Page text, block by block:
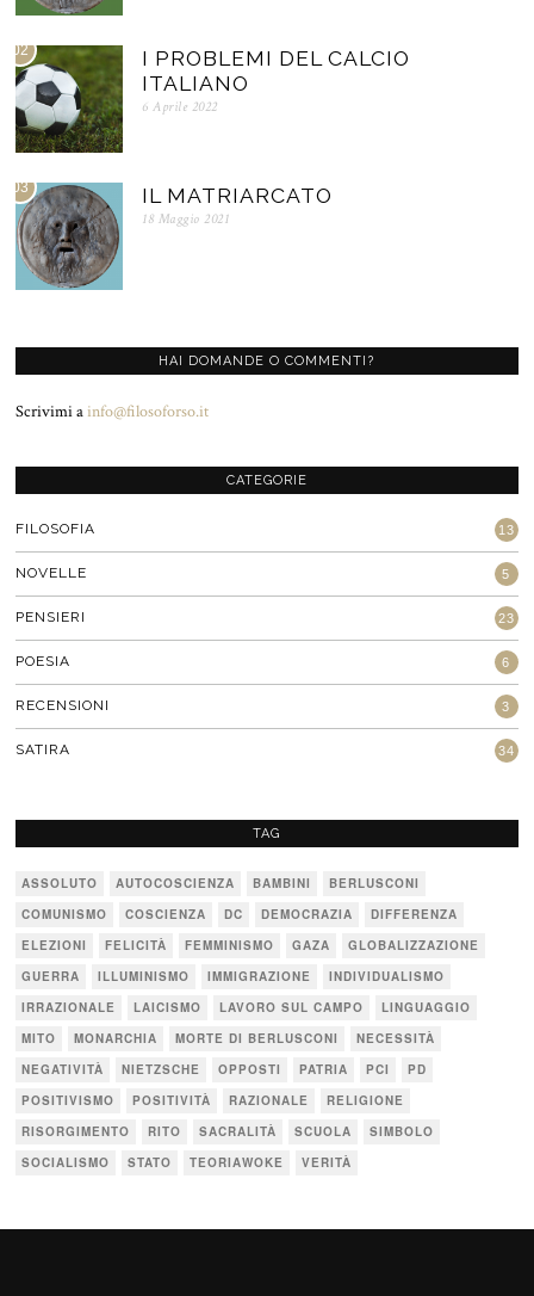
02
I PROBLEMI DEL CALCIO
ITALIANO
6 Aprile 2022
03 IL MATRIARCATO
18 Maggio 2021
HAI DOMANDE O COMMENTI?
Scrivimi ainfo@filosoforso.it
CATEGORIE
FILOSOFIA 13
NOVELLE 5
PENSIERI 23
POESIA 6
RECENSIONI 3
SATIRA 34
TAG
ASSOLUTO AUTOCOSCIENZA BAMBINI
BERLUSCONI
COMUNISMO
COSCIENZA DC DEMOCRAZIA
DIFFERENZA
ELEZIONI
FELICITÀ FEMMINISMO GAZA
GLOBALIZZAZIONE
GUERRA
ILLUMINISMO IMMIGRAZIONE
INDIVIDUALISMO
IRRAZIONALE
LAICISMO LAVORO SUL CAMPO
LINGUAGGIO
MITO
MONARCHIA MORTE DI BERLUSCONI
NECESSITÀ
NEGATIVITÀ
NIETZSCHE OPPOSTI PATRIA PCI
PD
POSITIVISMO
POSITIVITÀ RAZIONALE
RELIGIONE
RISORGIMENTO
RITO SACRALITÀ SCUOLA
SIMBOLO
SOCIALISMO
STATO TEORIAWOKE VERITÀ